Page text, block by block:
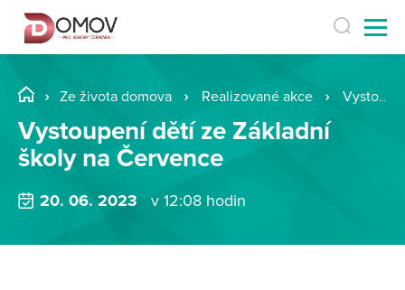
Ze života domova Realizované akce Vystoupení dětí ze Základní školy na Července
Vystoupení dětí ze Základní
školy na Července
20. 06. 2023 v 12:08 hodin